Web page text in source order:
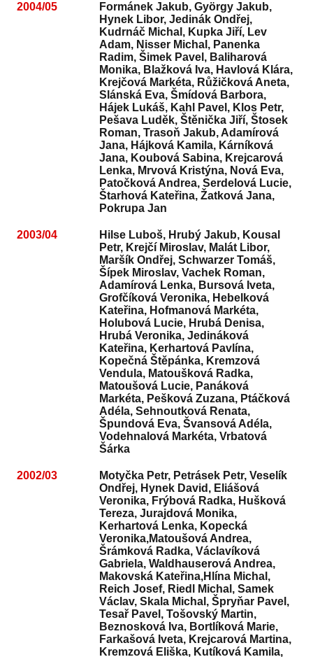
2004/05
Formánek Jakub, György Jakub,
Hynek Libor, Jedinák Ondřej,
Kudrnáč Michal, Kupka Jiří, Lev
Adam, Nisser Michal, Panenka
Radim, Šimek Pavel, Baliharová
Monika, Blažková Iva, Havlová Klára,
Krejčová Markéta, Růžičková Aneta,
Slánská Eva, Šmídová Barbora,
Hájek Lukáš, Kahl Pavel, Klos Petr,
Pešava Luděk, Štěnička Jiří, Štosek
Roman, Trasoň Jakub, Adamírová
Jana, Hájková Kamila, Kárníková
Jana, Koubová Sabina, Krejcarová
Lenka, Mrvová Kristýna, Nová Eva,
Patočková Andrea, Serdelová Lucie,
Štarhová Kateřina, Žatková Jana,
Pokrupa Jan
2003/04
Hilse Luboš, Hrubý Jakub, Kousal
Petr, Krejčí Miroslav, Malát Libor,
Maršík Ondřej, Schwarzer Tomáš,
Šípek Miroslav, Vachek Roman,
Adamírová Lenka, Bursová Iveta,
Grofčíková Veronika, Hebelková
Kateřina, Hofmanová Markéta,
Holubová Lucie, Hrubá Denisa,
Hrubá Veronika, Jedináková
Kateřina, Kerhartová Pavlína,
Kopečná Štěpánka, Kremzová
Vendula, Matoušková Radka,
Matoušová Lucie, Panáková
Markéta, Pešková Zuzana, Ptáčková
Adéla, Sehnoutková Renata,
Špundová Eva, Švansová Adéla,
Vodehnalová Markéta, Vrbatová
Šárka
2002/03
Motyčka Petr, Petrásek Petr, Veselík
Ondřej, Hynek David, Eliášová
Veronika, Frýbová Radka, Hušková
Tereza, Jurajdová Monika,
Kerhartová Lenka, Kopecká
Veronika,Matoušová Andrea,
Šrámková Radka, Václavíková
Gabriela, Waldhauserová Andrea,
Makovská Kateřina,Hlína Michal,
Reich Josef, Riedl Michal, Samek
Václav, Skala Michal, Špryňar Pavel,
Tesař Pavel, Tošovský Martin,
Beznosková Iva, Bortlíková Marie,
Farkašová Iveta, Krejcarová Martina,
Kremzová Eliška, Kutíková Kamila,